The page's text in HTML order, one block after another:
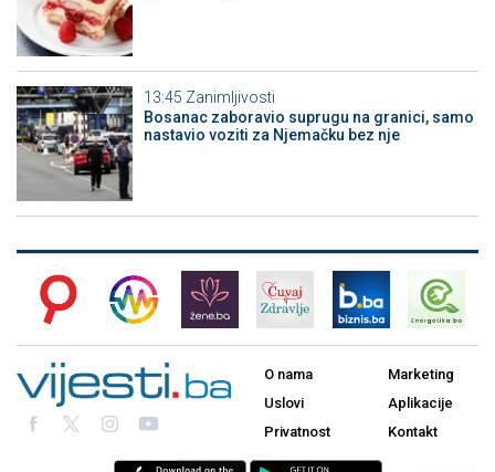
13:45 Zanimljivosti
Bosanac zaboravio suprugu na granici, samo
nastavio voziti za Njemačku bez nje
O nama
Uslovi
Privatnost
Marketing
Aplikacije
Kontakt